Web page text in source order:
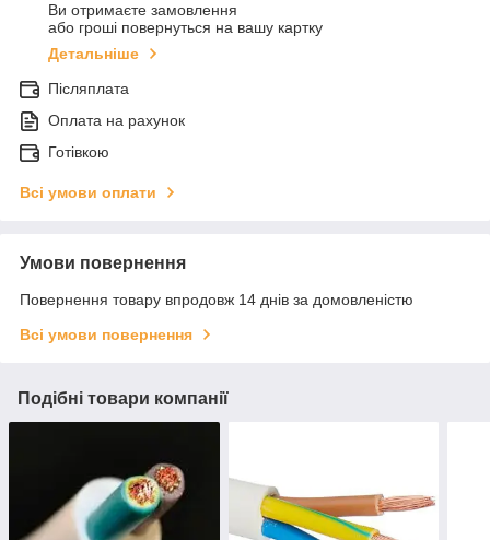
Ви отримаєте замовлення
або гроші повернуться на вашу картку
Детальніше
Післяплата
Оплата на рахунок
Готівкою
Всі умови оплати
Умови повернення
Повернення товару впродовж 14 днів за домовленістю
Всі умови повернення
Подібні товари компанії